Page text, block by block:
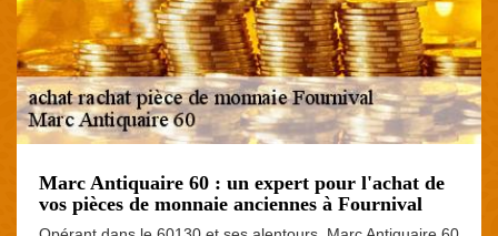
Marc Antiquaire 60 : un expert pour l'achat de
vos pièces de monnaie anciennes à Fournival